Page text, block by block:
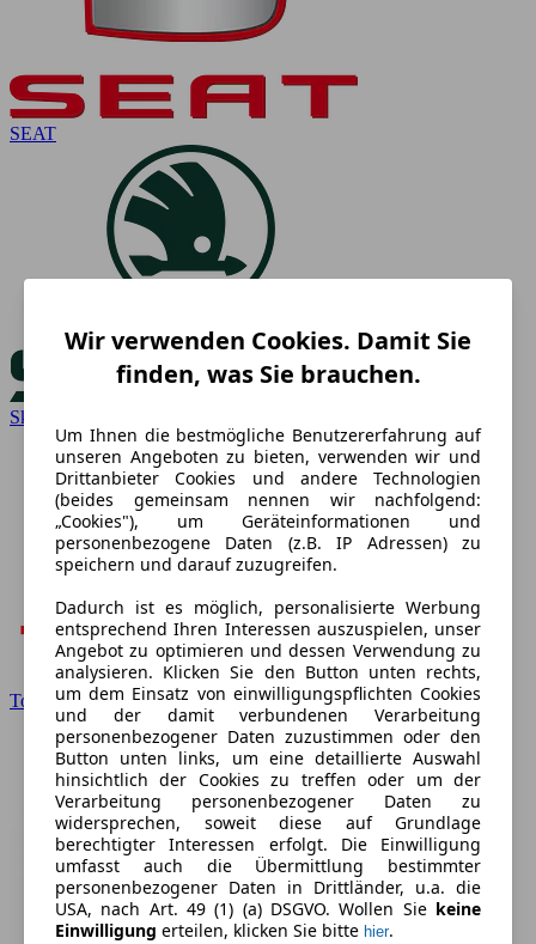
SEAT
Skoda
Toyota
Wir verwenden Cookies. Damit Sie
finden, was Sie brauchen.
Um Ihnen die bestmögliche Benutzererfahrung auf
unseren Angeboten zu bieten, verwenden wir und
Drittanbieter Cookies und andere Technologien
(beides gemeinsam nennen wir nachfolgend:
„Cookies"), um Geräteinformationen und
personenbezogene Daten (z.B. IP Adressen) zu
speichern und darauf zuzugreifen.
Dadurch ist es möglich, personalisierte Werbung
entsprechend Ihren Interessen auszuspielen, unser
Angebot zu optimieren und dessen Verwendung zu
analysieren. Klicken Sie den Button unten rechts,
um dem Einsatz von einwilligungspflichten Cookies
und der damit verbundenen Verarbeitung
personenbezogener Daten zuzustimmen oder den
Button unten links, um eine detaillierte Auswahl
hinsichtlich der Cookies zu treffen oder um der
Verarbeitung personenbezogener Daten zu
widersprechen, soweit diese auf Grundlage
berechtigter Interessen erfolgt. Die Einwilligung
umfasst auch die Übermittlung bestimmter
personenbezogener Daten in Drittländer, u.a. die
USA, nach Art. 49 (1) (a) DSGVO. Wollen Sie keine
Einwilligung erteilen, klicken Sie bitte hier.